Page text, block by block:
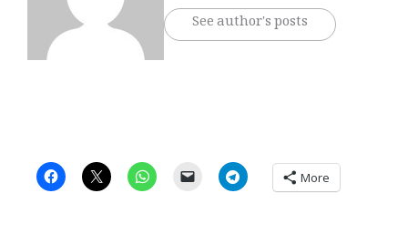
See author's posts
More